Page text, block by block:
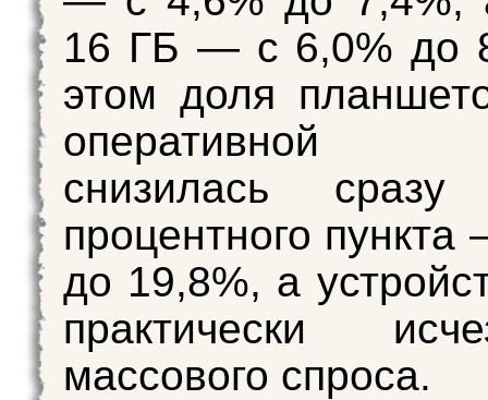
16 ГБ — с 6,0% до
этом доля
оперативной
снизилась
процентного
до 19,8%, а
практически
массового спроса.